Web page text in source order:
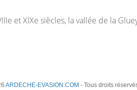
et XIXe siècles, la vallée de la
ARDECHE-EVASION.COM - Tous droits